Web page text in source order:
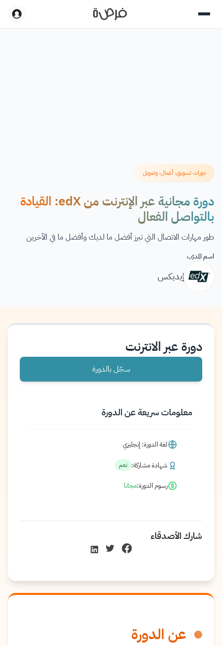
دورات تسويق، أعمال، وتمويل
دورة مجانية عبر الإنترنت من edX: القيادة
بالتواصل الفعال
طور مهارات الاتصال التي تبرز أفضل ما لديك وأفضل ما في الآخرين
اسم المدرّب
إيديكس
عن الدورة
دورة عبر الانترنت
سجّل بالدورة
معلومات سريعة عن الدورة
لغة الدورة: إنجليزي
شهادة مشاركة: نعم
رسوم الدورة:مجانا
شارك الأصدقاء